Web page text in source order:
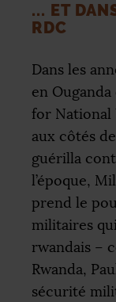
... ET
RDC
Dans les
en
for National
aux côtés
guérilla
l’époque,
prend le
militaires
rwandais –
Rwanda,
sécurité